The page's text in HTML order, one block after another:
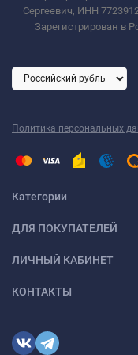
Сергеевич, ИНН
Зарегистрирован в
Политика персональных
Категории
ДЛЯ ПОКУПАТЕЛЕЙ
ЛИЧНЫЙ КАБИНЕТ
КОНТАКТЫ